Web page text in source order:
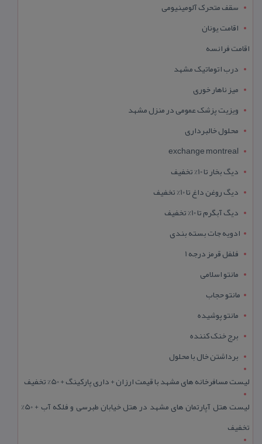
سقف متحرک آلومینیومی
اقامت یونان
اقامت فرانسه
درب اتوماتیک مشهد
میز ناهار خوری
ویزیت پزشک عمومی در منزل مشهد
محلول خالبرداری
exchange montreal
دیگ بخار تا 10% تخفیف
دیگ روغن داغ تا 10% تخفیف
دیگ آبگرم تا 10% تخفیف
ادویه جات بسته بندی
فلفل قرمز درجه 1
مانتو اسلامی
مانتو حجاب
مانتو پوشیده
برج خنک کننده
برداشتن خال با محلول
لیست مسافرخانه های مشهد با قیمت ارزان + داری پارکینگ + 50% تخفیف
لیست هتل آپارتمان های مشهد در هتل خیابان طبرسی و فلکه آب + 50%
تخفیف